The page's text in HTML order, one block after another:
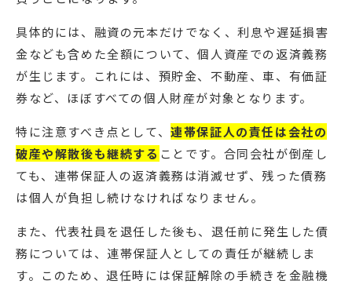
具体的には、融資の元本だけでなく、利息や遅延損害
金なども含めた全額について、個人資産での返済義務
が生じます。これには、預貯金、不動産、車、有価証
券など、ほぼすべての個人財産が対象となります。
特に注意すべき点として、連帯保証人の責任は会社の
破産や解散後も継続する ことです。合同会社が倒産し
ても、連帯保証人の返済義務は消滅せず、残った債務
は個人が負担し続けなければなりません。
また、代表社員を退任した後も、退任前に発生した債
務については、連帯保証人としての責任が継続しま
す。このため、退任時には保証解除の手続きを金融機